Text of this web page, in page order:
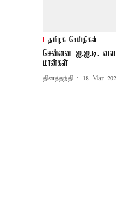
தமிழக செய்திகள்
சென்னை ஐ.ஐ.டி.
மான்கள்
தினத்தந்தி 18 Mar